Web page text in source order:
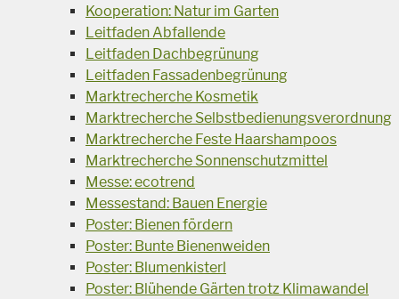
Kooperation: Natur im Garten
Leitfaden Abfallende
Leitfaden Dachbegrünung
Leitfaden Fassadenbegrünung
Marktrecherche Kosmetik
Marktrecherche Selbstbedienungsverordnung
Marktrecherche Feste Haarshampoos
Marktrecherche Sonnenschutzmittel
Messe: ecotrend
Messestand: Bauen Energie
Poster: Bienen fördern
Poster: Bunte Bienenweiden
Poster: Blumenkisterl
Poster: Blühende Gärten trotz Klimawandel